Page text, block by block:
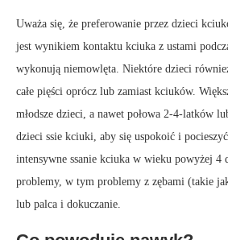
Uważa się, że preferowanie przez dzieci
jest wynikiem kontaktu kciuka z ustami
wykonują niemowlęta. Niektóre dzieci
całe pięści oprócz lub zamiast kciuków.
młodsze dzieci, a nawet połowa 2-4-latków
dzieci ssie kciuki, aby się uspokoić i
intensywne ssanie kciuka w wieku powyżej 4
problemy, w tym problemy z zębami (takie
lub palca i dokuczanie.